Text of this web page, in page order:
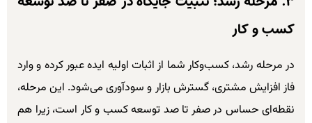
کسب و کار
در مرحله رشد، کسب‌وکار شما از اثبات اولیه ایده عبور کرده و وارد
فاز افزایش مشتری، گسترش بازار و سودآوری می‌شود. این مرحله،
نقطه‌ای حساس در صفر تا صد توسعه کسب و کار است، زیرا هم